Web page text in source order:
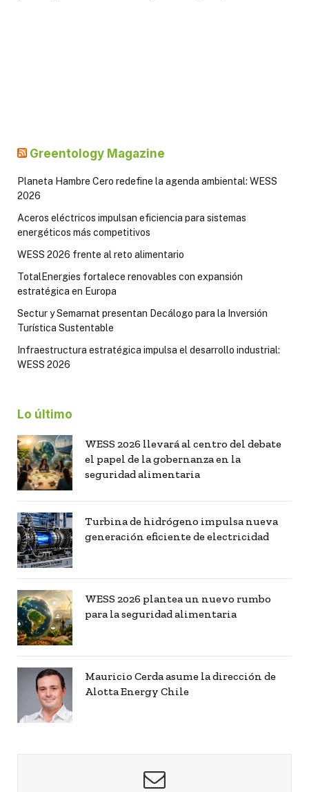
Greentology Magazine
Planeta Hambre Cero redefine la agenda ambiental: WESS
2026
Aceros eléctricos impulsan eficiencia para sistemas
energéticos más competitivos
WESS 2026 frente al reto alimentario
TotalEnergies fortalece renovables con expansión
estratégica en Europa
Sectur y Semarnat presentan Decálogo para la Inversión
Turística Sustentable
Infraestructura estratégica impulsa el desarrollo industrial:
WESS 2026
Lo último
WESS 2026 llevará al centro del debate
el papel de la gobernanza en la
seguridad alimentaria
Turbina de hidrógeno impulsa nueva
generación eficiente de electricidad
WESS 2026 plantea un nuevo rumbo
para la seguridad alimentaria
Mauricio Cerda asume la dirección de
Alotta Energy Chile